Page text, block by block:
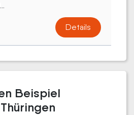
Details
Beispiel